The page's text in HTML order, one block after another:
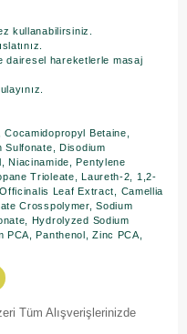
kullanabilirsiniz.
dairesel hareketlerle masaj
Betaine,
Sulfonate, Disodium
Niacinamide, Pentylene
Trioleate, Laureth-2, 1,2-
Leaf Extract, Camellia
Crosspolymer, Sodium
Hydrolyzed Sodium
Panthenol, Zinc PCA,
Tüm Alışverişlerinizde